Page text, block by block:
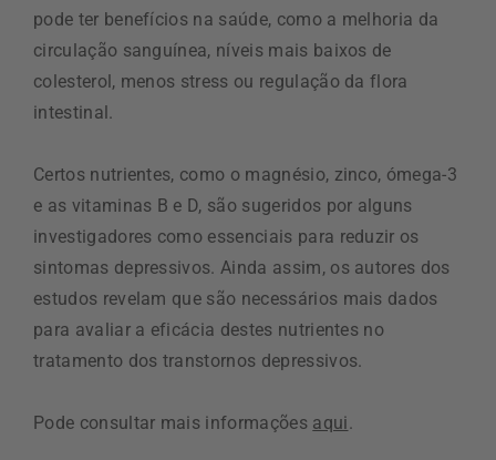
pode ter benefícios na saúde, como a melhoria da
circulação sanguínea, níveis mais baixos de
colesterol, menos stress ou regulação da flora
intestinal.
Certos nutrientes, como o magnésio, zinco, ómega-3
e as vitaminas B e D, são sugeridos por alguns
investigadores como essenciais para reduzir os
sintomas depressivos. Ainda assim, os autores dos
estudos revelam que são necessários mais dados
para avaliar a eficácia destes nutrientes no
tratamento dos transtornos depressivos.
Pode consultar mais informações aqui.